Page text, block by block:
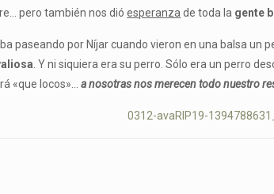
pero también nos dióesperanza de toda la gente
paseando por Níjar cuando vieron en una balsa un
. Y ni siquiera era su perro. Sólo era un perro
«que locos»…a nosotras nos merecen todo nuestro